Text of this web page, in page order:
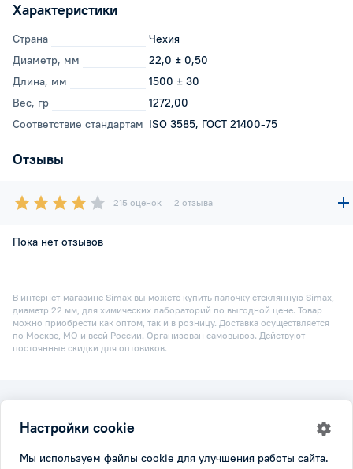
Характеристики
Страна
Чехия
Диаметр, мм
22,0 ± 0,50
Длина, мм
1500 ± 30
Вес, гр
1272,00
Соответствие стандартам ISO 3585, ГОСТ 21400-75
Отзывы
215 оценок 2 отзыва
Пока нет отзывов
В интернет-магазине Simax вы можете купить палочку стеклянную Simax,
диаметр 22 мм, для химических лабораторий по выгодной цене. Товар
можно приобрести как оптом, так и в розницу. Доставка осуществляется
по Москве, МО и всей России. Организован самовывоз. Действуют
постоянные скидки для оптовиков.
Все права защищены.
Политика конфидициальности
| Настройки cookie
Настройки cookie
Мы используем файлы cookie для улучшения работы сайта.